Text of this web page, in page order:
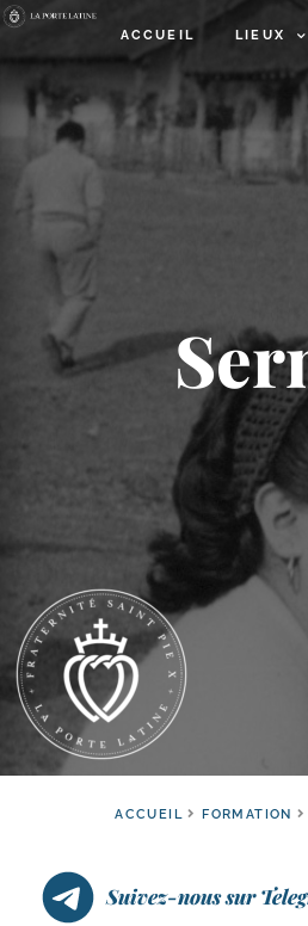
ACCUEIL LIEUX
ACCUEIL FORMATION
Suivez-nous sur